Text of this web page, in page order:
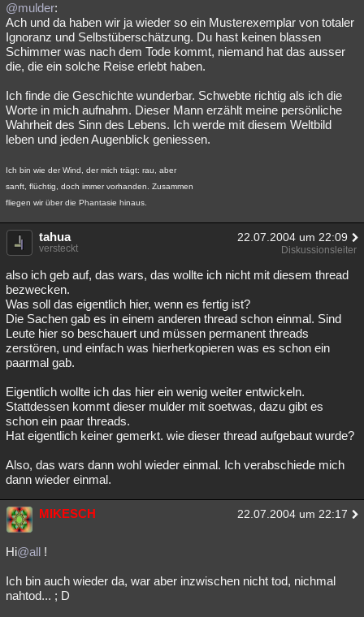
@mulder:
Ach und da haben wir ja wieder so ein Musterexemplar von totaler
Ignoranz und Selbstüberschätzung. Du hast keinen blassen
Schimmer was nach dem Tode kommt, niemand hat das ausser
die, die ein solche Reise erlebt haben.
Ich finde die Geschichte wunderbar. Schwebte richtig als ich die
Worte in mich aufnahm. Dieser Mann erzählt meine persönliche
Wahrheit des Sinn des Lebens. Ich werde mit diesem Weltbild
leben und jeden Augenblick geniessen.
Ich bin wie der Wind, der mich trägt: rau, aber
sanft, flüchtig, doch immer vorhanden. Zusammen
fliegen wir über die Phantasie hinaus.
tahua 22.07.2004 um 22:09
versteckt Diskussionsleiter
also ich geb auf, das wars, das wollte ich nicht mit diesem thread
bezwecken.
Was soll das eigentlich hier, wenn es fertig ist?
Die Sachen gab es in einem anderen thread schon einmal. Sind
Leute hier so beschauert und müssen permanent threads
zerstören, und einfach was hierherkopieren was es schon ein
paarmal gab.
Eigentlich wollte ich das hier ein wenig weiter entwickeln.
Stattdessen kommt dieser mulder mit soetwas, dazu gibt es
schon ein paar threads.
Hat eigentlich keiner gemerkt. wie dieser thread aufgebaut wurde?
Also, das wars dann wohl wieder einmal. Ich verabschiede mich
dann wieder einmal.
MIKESCH 22.07.2004 um 22:17
Hi@all !
Ich bin auch wieder da, war aber inzwischen nicht tod, nichmal
nahtod... ; D